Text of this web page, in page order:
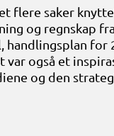
flere saker
og regnskap
handlingsplan
også et
og den